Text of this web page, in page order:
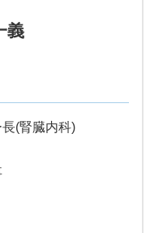
義
(腎臓内科)